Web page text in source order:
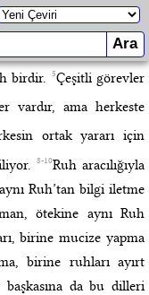
birdir. 5Çeşitli görevler
vardır, ama herkeste
ortak yararı için
8-10Ruh aracılığıyla
Ruh’tan bilgi iletme
ötekine aynı Ruh
birine mucize yapma
birine ruhları ayırt
da bu dilleri